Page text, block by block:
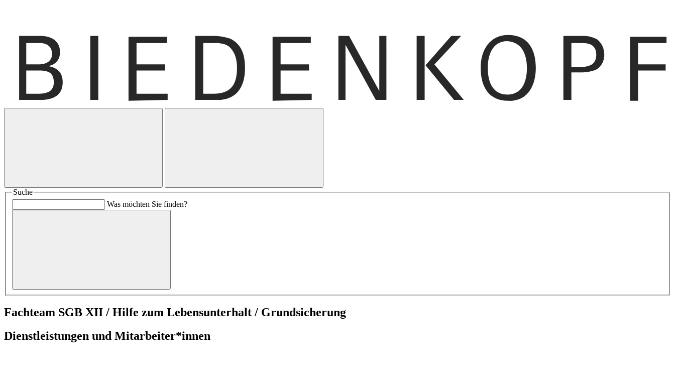
Suche
Was möchten Sie finden?
Fachteam SGB XII / Hilfe zum Lebensunterhalt / Grundsicherung
Dienstleistungen und Mitarbeiter*innen